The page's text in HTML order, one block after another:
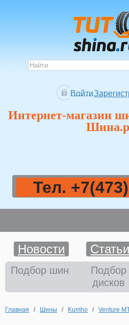
Войти
Интернет-магазин
Тел.
Шины
Диски
Новости Статьи
Подбор шин
Подбор
дисков
Главная / Шины / Kumho / Venture